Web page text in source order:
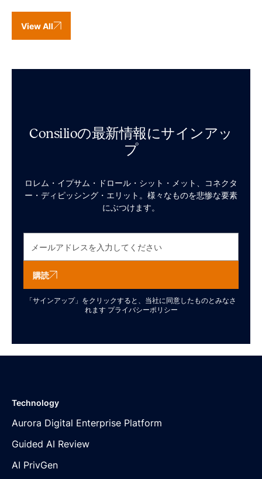
View All
Consilioの最新情報にサインアッ
プ
ロレム・イプサム・ドロール・シット・メット、コネクタ
ー・ディピッシング・エリット。様々なものを悲惨な要素
にぶつけます。
購読
「サインアップ」をクリックすると、当社に同意したものとみなさ
れます プライバシーポリシー
Technology
Aurora Digital Enterprise Platform
Guided AI Review
AI PrivGen